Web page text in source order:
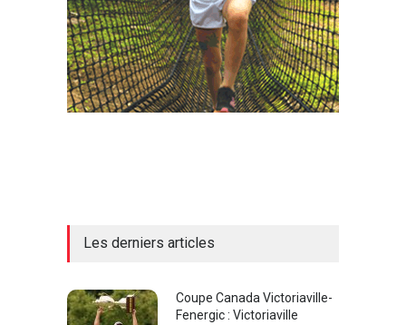
Les derniers articles
Coupe Canada Victoriaville-
Fenergic : Victoriaville